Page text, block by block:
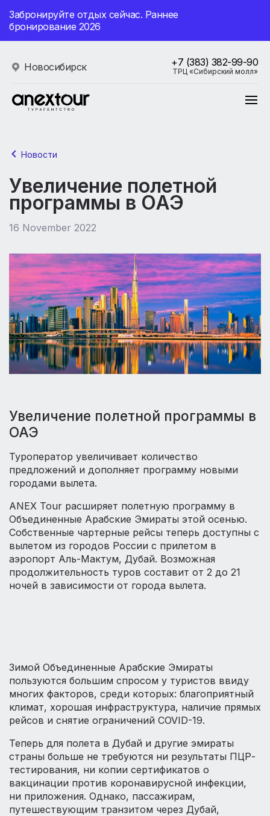
Забронируйте отдых сейчас. Раннее
бронирование 2026
Новосибирск +7 (383) 382-99-90
ТРЦ «Сибирский молл»
Новости
Увеличение полетной
программы в ОАЭ
16 November 2022
Увеличение полетной программы в
ОАЭ
Туроператор увеличивает количество
предложений и дополняет программу новыми
городами вылета.
ANEX Tour расширяет полетную программу в
Объединенные Арабские Эмираты этой осенью.
Собственные чартерные рейсы теперь доступны с
вылетом из городов России с прилетом в
аэропорт Аль-Мактум, Дубай. Возможная
продолжительность туров составит от 2 до 21
ночей в зависимости от города вылета.
Зимой Объединенные Арабские Эмираты
пользуются большим спросом у туристов ввиду
многих факторов, среди которых: благоприятный
климат, хорошая инфраструктура, наличие прямых
рейсов и снятие ограничений COVID-19.
Теперь для полета в Дубай и другие эмираты
страны больше не требуются ни результаты ПЦР-
тестирования, ни копии сертификатов о
вакцинации против коронавирусной инфекции,
ни приложения. Однако, пассажирам,
путешествующим транзитом через Дубай,